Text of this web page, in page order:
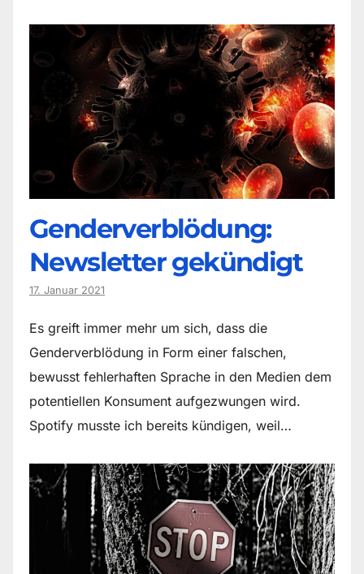
Genderverblödung:
Newsletter gekündigt
17. Januar 2021
Es greift immer mehr um sich, dass die
Genderverblödung in Form einer falschen,
bewusst fehlerhaften Sprache in den Medien dem
potentiellen Konsument aufgezwungen wird.
Spotify musste ich bereits kündigen, weil…